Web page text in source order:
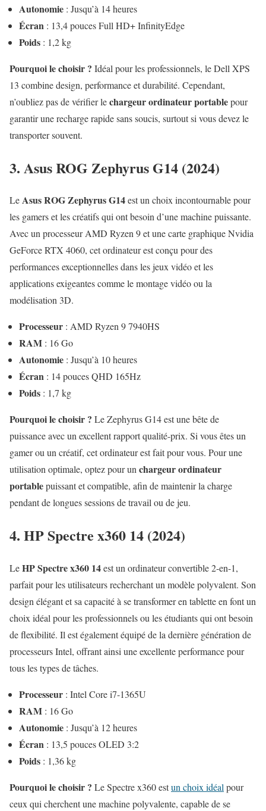
Autonomie : Jusqu’à 14 heures
Écran : 13,4 pouces Full HD+ InfinityEdge
Poids : 1,2 kg
Pourquoi le choisir ? Idéal pour les professionnels, le Dell XPS
13 combine design, performance et durabilité. Cependant,
n’oubliez pas de vérifier lechargeur ordinateur portablepour
garantir une recharge rapide sans soucis, surtout si vous devez le
transporter souvent.
3. Asus ROG Zephyrus G14 (2024)
LeAsus ROG Zephyrus G14est un choix incontournable pour
les gamers et les créatifs qui ont besoin d’une machine puissante.
Avec un processeur AMD Ryzen 9 et une carte graphique Nvidia
GeForce RTX 4060, cet ordinateur est conçu pour des
performances exceptionnelles dans les jeux vidéo et les
applications exigeantes comme le montage vidéo ou la
modélisation 3D.
Processeur : AMD Ryzen 9 7940HS
RAM : 16 Go
Autonomie : Jusqu’à 10 heures
Écran : 14 pouces QHD 165Hz
Poids : 1,7 kg
Pourquoi le choisir ? Le Zephyrus G14 est une bête de
puissance avec un excellent rapport qualité-prix. Si vous êtes un
gamer ou un créatif, cet ordinateur est fait pour vous. Pour une
utilisation optimale, optez pour unchargeur ordinateur
portablepuissant et compatible, afin de maintenir la charge
pendant de longues sessions de travail ou de jeu.
4. HP Spectre x360 14 (2024)
LeHP Spectre x360 14est un ordinateur convertible 2-en-1,
parfait pour les utilisateurs recherchant un modèle polyvalent. Son
design élégant et sa capacité à se transformer en tablette en font un
choix idéal pour les professionnels ou les étudiants qui ont besoin
de flexibilité. Il est également équipé de la dernière génération de
processeurs Intel, offrant ainsi une excellente performance pour
tous les types de tâches.
Processeur : Intel Core i7-1365U
RAM : 16 Go
Autonomie : Jusqu’à 12 heures
Écran : 13,5 pouces OLED 3:2
Poids : 1,36 kg
Pourquoi le choisir ? Le Spectre x360 estun choix idéalpour
ceux qui cherchent une machine polyvalente, capable de se